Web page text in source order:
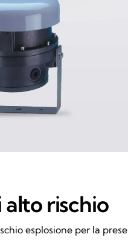
alto rischio
esplosione per la